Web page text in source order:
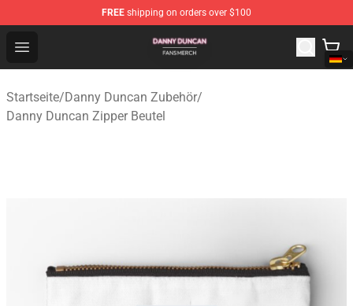
FREE shipping on orders over $100
Open menu
Danny Duncan Shop - Official Danny Duncan
Startseite/Danny Duncan Zubehör/
Danny Duncan Zipper Beutel